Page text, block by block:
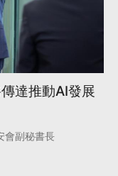
達推動AI發展
會副秘書長